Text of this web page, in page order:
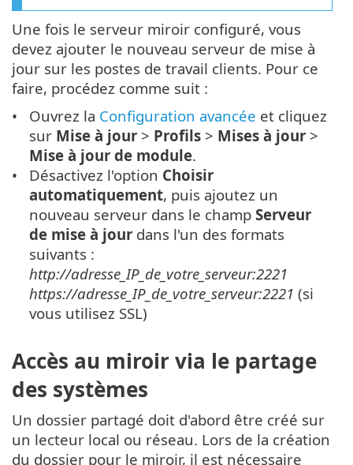
Une fois le serveur miroir configuré, vous
devez ajouter le nouveau serveur de mise à
jour sur les postes de travail clients. Pour ce
faire, procédez comme suit :
Ouvrez la Configuration avancée et cliquez
sur Mise à jour > Profils > Mises à jour >
Mise à jour de module.
Désactivez l'option Choisir
automatiquement, puis ajoutez un
nouveau serveur dans le champServeur
de mise à jour dans l'un des formats
suivants :
http://adresse_IP_de_votre_serveur:2221
https://adresse_IP_de_votre_serveur:2221(si
vous utilisez SSL)
Accès au miroir via le partage
des systèmes
Un dossier partagé doit d'abord être créé sur
un lecteur local ou réseau. Lors de la création
du dossier pour le miroir, il est nécessaire